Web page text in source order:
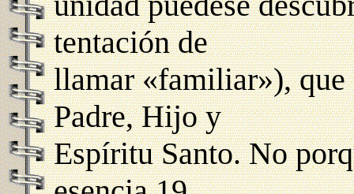
tentación de
llamar «familiar»),
Padre, Hijo y
Espíritu Santo. No